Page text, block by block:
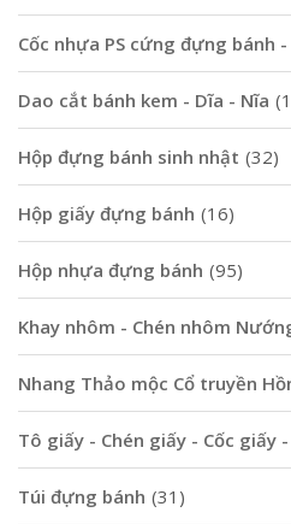
Cốc nhựa PS cứng đựng bánh
Dao cắt bánh kem - Dĩa - Nĩa
Hộp đựng bánh sinh nhật (32)
Hộp giấy đựng bánh (16)
Hộp nhựa đựng bánh (95)
Khay nhôm - Chén nhôm
Nhang Thảo mộc Cổ truyền
Tô giấy - Chén giấy - Cốc giấy
Túi đựng bánh (31)